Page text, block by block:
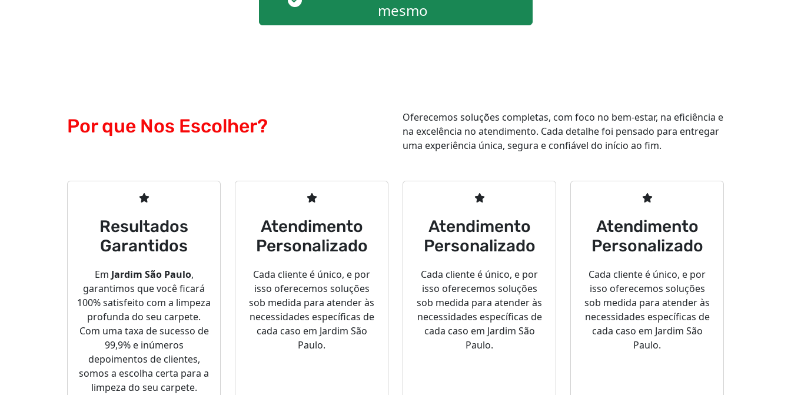
mesmo
Por que Nos Escolher?
Oferecemos soluções completas, com foco no bem-estar, na eficiência e
na excelência no atendimento. Cada detalhe foi pensado para entregar
uma experiência única, segura e confiável do início ao fim.
Resultados
Garantidos
Em Jardim São Paulo,
garantimos que você ficará
100% satisfeito com a limpeza
profunda do seu carpete.
Com uma taxa de sucesso de
99,9% e inúmeros
depoimentos de clientes,
somos a escolha certa para a
limpeza do seu carpete.
Atendimento
Personalizado
Cada cliente é único, e por
isso oferecemos soluções
sob medida para atender às
necessidades específicas de
cada caso em Jardim São
Paulo.
Atendimento
Personalizado
Cada cliente é único, e por
isso oferecemos soluções
sob medida para atender às
necessidades específicas de
cada caso em Jardim São
Paulo.
Atendimento
Personalizado
Cada cliente é único, e por
isso oferecemos soluções
sob medida para atender às
necessidades específicas de
cada caso em Jardim São
Paulo.